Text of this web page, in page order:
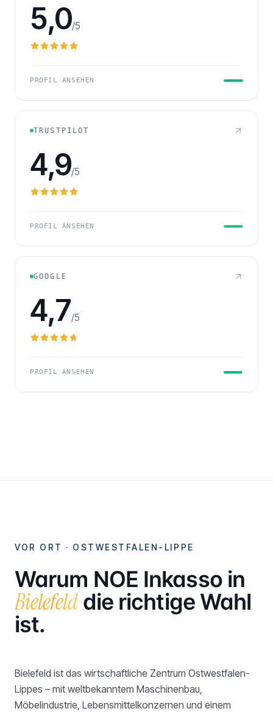
5,0/5
PROFIL ANSEHEN
TRUSTPILOT
4,9/5
PROFIL ANSEHEN
GOOGLE
4,7/5
PROFIL ANSEHEN
VOR ORT · OSTWESTFALEN-LIPPE
Warum NOE Inkasso in
Bielefelddie richtige Wahl
ist.
Bielefeld ist das wirtschaftliche Zentrum Ostwestfalen-
Lippes – mit weltbekanntem Maschinenbau,
Möbelindustrie, Lebensmittelkonzernen und einem